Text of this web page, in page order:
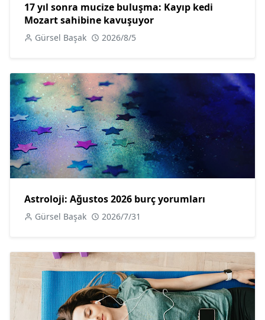
17 yıl sonra mucize buluşma: Kayıp kedi
Mozart sahibine kavuşuyor
Gürsel Başak 2026/8/5
Astroloji: Ağustos 2026 burç yorumları
Gürsel Başak 2026/7/31